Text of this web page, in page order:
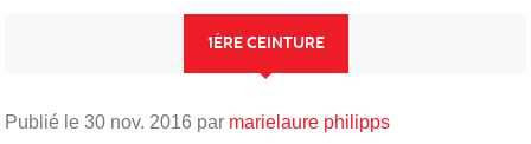
1ÉRE CEINTURE
Publié le 30 nov. 2016 par marielaure philipps